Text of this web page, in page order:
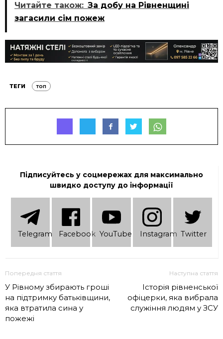
Читайте також: За добу на Рівненщині
загасили сім пожеж
ТЕГИ топ
Підписуйтесь у соцмережах для максимально
швидко доступу до інформації
Telеgram Facebook YouTube Instagram Twitter
Попередня стаття
У Рівному збирають гроші
на підтримку батьківщини,
яка втратила сина у
пожежі
Наступна стаття
Історія рівненської
офіцерки, яка вибрала
служіння людям у ЗСУ